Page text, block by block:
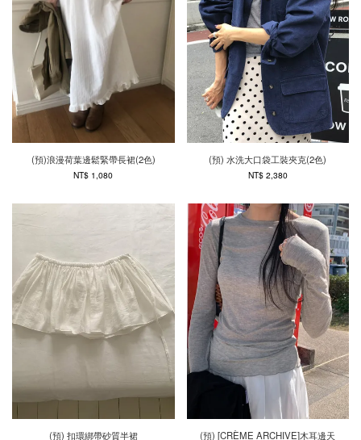
(預)浪漫荷葉邊鬆緊帶長裙(2色)
NT$ 1,080
(預) 水洗大口袋工裝夾克(2色)
NT$ 2,380
(預) 扣環綁帶砂質半裙 (預) [CRÈME ARCHIVE]木耳邊天